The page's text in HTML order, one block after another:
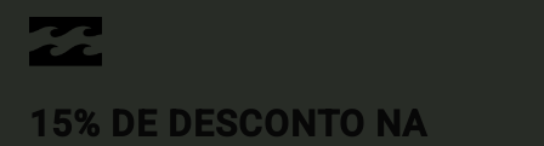
15% DE DESCONTO NA